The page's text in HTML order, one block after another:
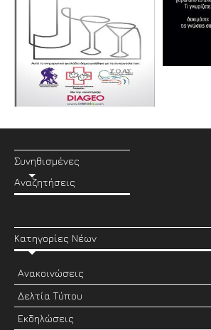
Συνηθισμένες
Αναζητήσεις
Κατηγορίες Νέων
Ανακοινώσεις
Δελτία Τύπου
Εκδηλώσεις